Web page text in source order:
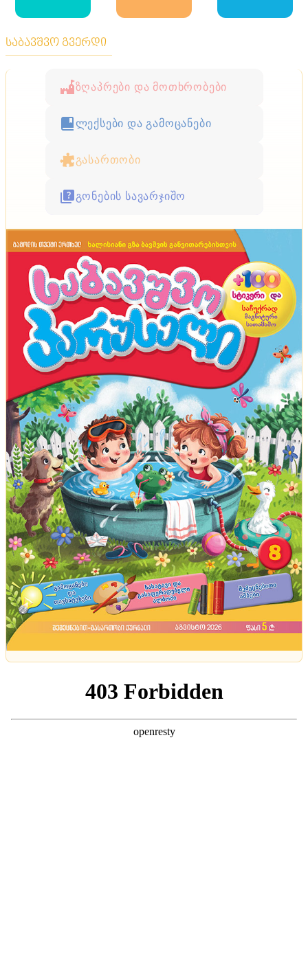
საბავშვო გვერდი
ზღაპრები და მოთხრობები
ლექსები და გამოცანები
გასართობი
გონების სავარჯიშო